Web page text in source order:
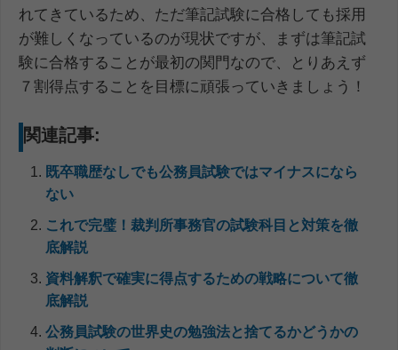
れてきているため、ただ筆記試験に合格しても採用
が難しくなっているのが現状ですが、まずは筆記試
験に合格することが最初の関門なので、とりあえず
７割得点することを目標に頑張っていきましょう！
関連記事:
既卒職歴なしでも公務員試験ではマイナスになら
ない
これで完璧！裁判所事務官の試験科目と対策を徹
底解説
資料解釈で確実に得点するための戦略について徹
底解説
公務員試験の世界史の勉強法と捨てるかどうかの